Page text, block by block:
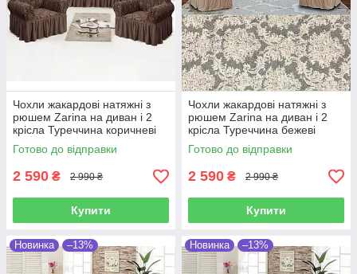
Чохли жакардові натяжні з
рюшем Zarina на диван і 2
крісла Туреччина коричневі
Готово до відправки
2 590 ₴ 2 990 ₴
Купити
Чохли жакардові натяжні з
рюшем Zarina на диван і 2
крісла Туреччина бежеві
Готово до відправки
2 590 ₴ 2 990 ₴
Купити
Новинка –13% Новинка –13%